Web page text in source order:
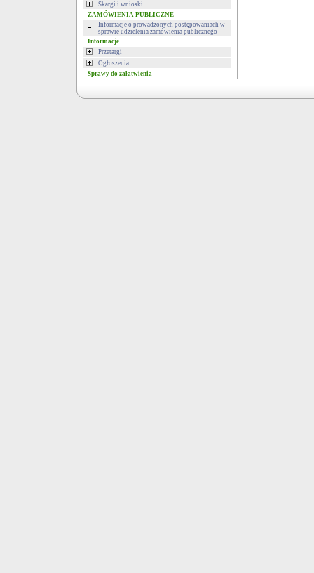
Skargi i wnioski
ZAMÓWIENIA PUBLICZNE
Informacje o prowadzonych postępowaniach w
sprawie udzielenia zamówienia publicznego
Informacje
Przetargi
Ogłoszenia
Sprawy do załatwienia